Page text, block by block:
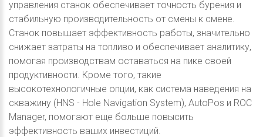
управления станок обеспечивает точность бурения и
стабильную производительность от смены к смене.
Станок повышает эффективность работы, значительно
снижает затраты на топливо и обеспечивает аналитику,
помогая производствам оставаться на пике своей
продуктивности. Кроме того, такие
высокотехнологичные опции, как система наведения на
скважину (HNS - Hole Navigation System), AutoPos и ROC
Manager, помогают еще больше повысить
эффективность ваших инвестиций.